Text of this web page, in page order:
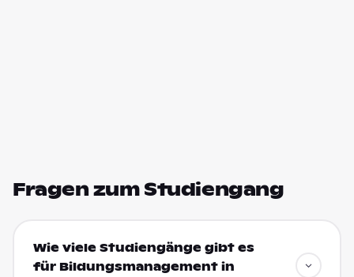
Fragen zum Studiengang
Wie viele Studiengänge gibt es
für Bildungsmanagement in